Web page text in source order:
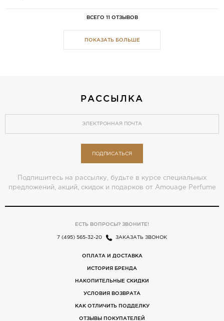
ВСЕГО 11 ОТЗЫВОВ
ПОКАЗАТЬ БОЛЬШЕ
РАССЫЛКА
ПОДПИСАТЬСЯ
Подпишитесь на рассылку, будьте в курсе специальных
предложений, акций, скидок и подарков от Amouage Perfume
ЕСТЬ ВОПРОСЫ? ЗВОНИТЕ!
7 (495) 565-32-20 ЗАКАЗАТЬ ЗВОНОК
ОПЛАТА И ДОСТАВКА
ИСТОРИЯ БРЕНДА
НАКОПИТЕЛЬНЫЕ СКИДКИ
УСЛОВИЯ ВОЗВРАТА
КАК ОТЛИЧИТЬ ПОДДЕЛКУ
ОТЗЫВЫ ПОКУПАТЕЛЕЙ